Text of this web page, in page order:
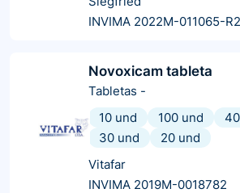
INVIMA 2022M-011065-R2
Novoxicam tableta
Tabletas -
10 und
100 und
30 und
20 und
Vitafar
INVIMA 2019M-0018782